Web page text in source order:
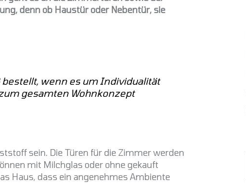
denn ob Haustür oder Nebentür, sie
wenn es um Individualität
gesamten Wohnkonzept
sein. Die Türen für die Zimmer werden
mit Milchglas oder ohne gekauft
Haus, dass ein angenehmes Ambiente